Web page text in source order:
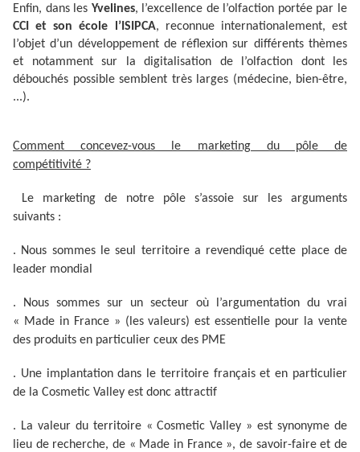
Enfin, dans les Yvelines, l’excellence de l’olfaction portée par le
CCI et son école l’ISIPCA, reconnue internationalement, est
l’objet d’un développement de réflexion sur différents thèmes
et notamment sur la digitalisation de l’olfaction dont les
débouchés possible semblent très larges (médecine, bien-être,
...).
Comment concevez-vous le marketing du pôle de
compétitivité ?
Le marketing de notre pôle s’assoie sur les arguments
suivants :
. Nous sommes le seul territoire a revendiqué cette place de
leader mondial
. Nous sommes sur un secteur où l’argumentation du vrai
« Made in France » (les valeurs) est essentielle pour la vente
des produits en particulier ceux des PME
. Une implantation dans le territoire français et en particulier
de la Cosmetic Valley est donc attractif
. La valeur du territoire « Cosmetic Valley » est synonyme de
lieu de recherche, de « Made in France », de savoir-faire et de